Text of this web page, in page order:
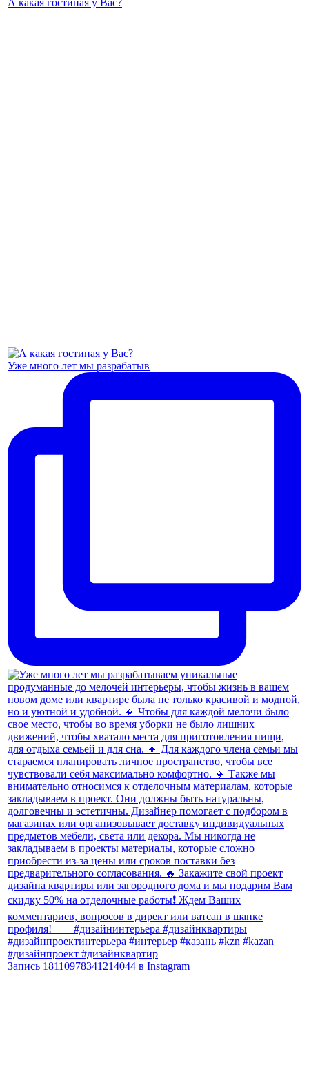
А какая гостиная у Вас?
Уже много лет мы разрабатыв
Запись 18110978341214044 в Instagram